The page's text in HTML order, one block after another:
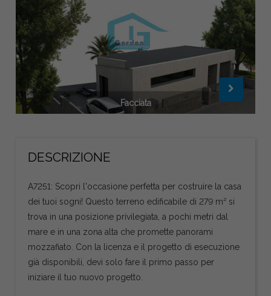
Facciata
DESCRIZIONE
A7251: Scopri l'occasione perfetta per costruire la casa
dei tuoi sogni! Questo terreno edificabile di 279 m² si
trova in una posizione privilegiata, a pochi metri dal
mare e in una zona alta che promette panorami
mozzafiato. Con la licenza e il progetto di esecuzione
già disponibili, devi solo fare il primo passo per
iniziare il tuo nuovo progetto.